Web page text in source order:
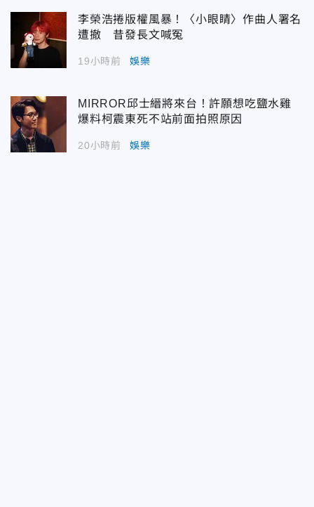
李榮浩捲版權風暴！〈小眼睛〉作曲人署名
遭撤 昔發長文喊冤
19小時前 娛樂
MIRROR邱士縉將來台！許願想吃鹽水雞
爆料柯震東死不站前面拍照原因
20小時前 娛樂